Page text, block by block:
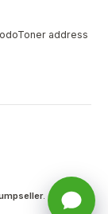
address
.